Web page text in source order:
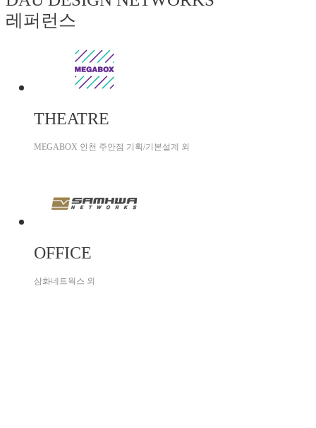
레퍼런스
THEATRE
MEGABOX 인천 주안점 기획/기본설계 외
OFFICE
삼화네트웍스 외